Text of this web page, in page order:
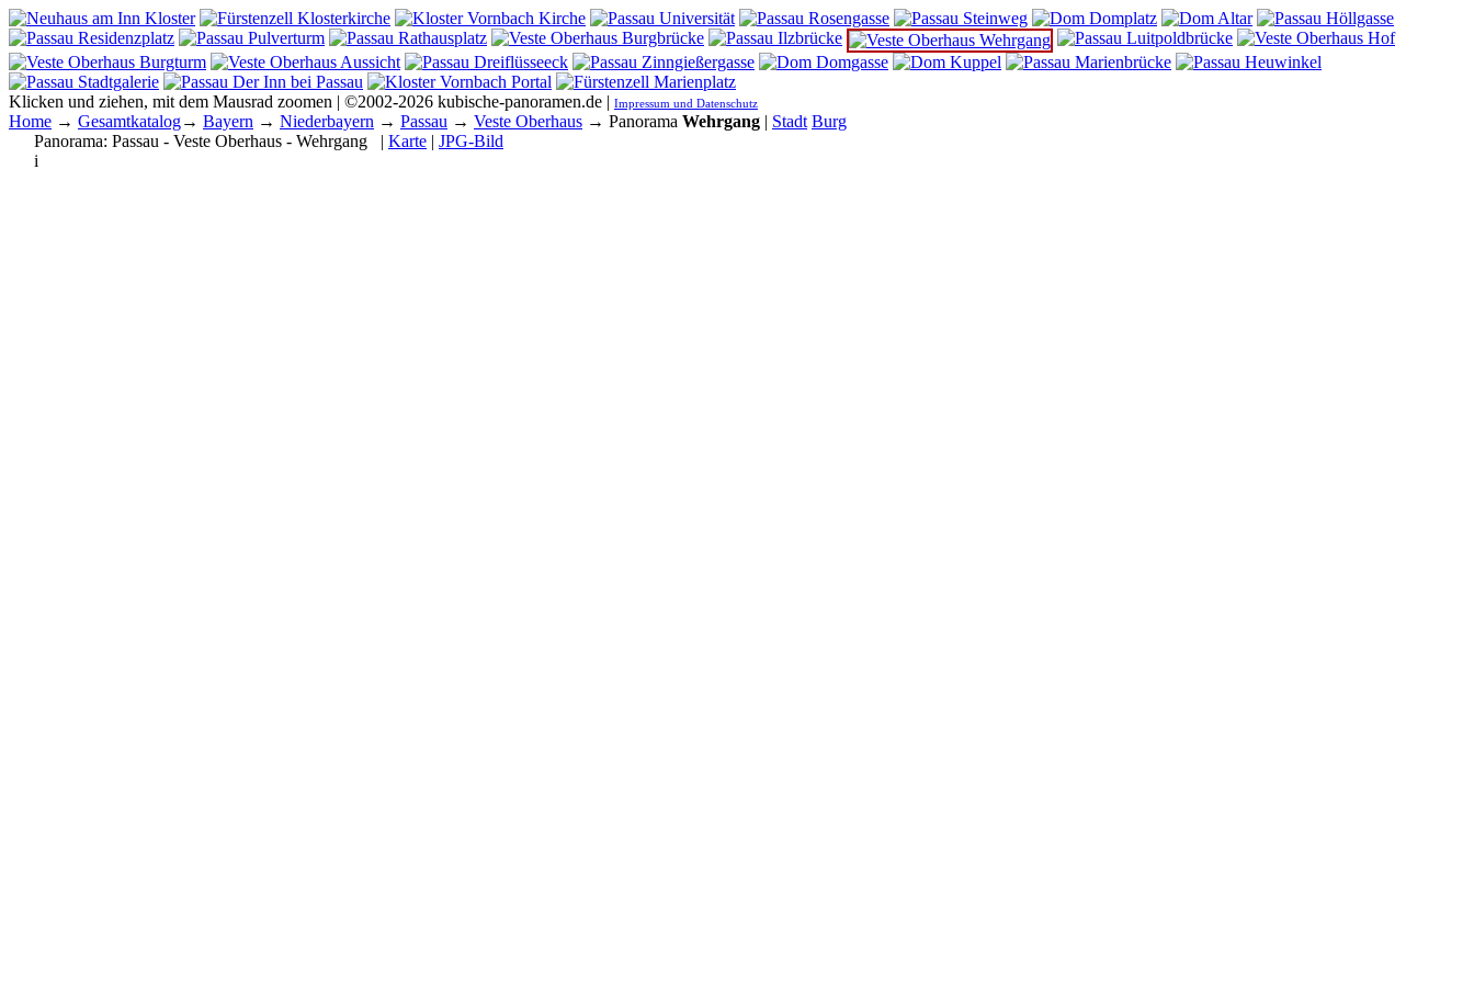
Klicken und ziehen, mit dem Mausrad zoomen | ©2002-2026 kubische-panoramen.de | Impressum und Datenschutz
Home → Gesamtkatalog→ Bayern → Niederbayern → Passau → Veste Oberhaus → Panorama Wehrgang | Stadt Burg
Panorama: Passau - Veste Oberhaus - Wehrgang | Karte | JPG-Bild
i